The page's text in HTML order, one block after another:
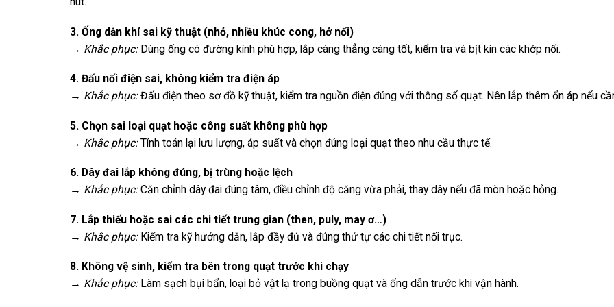
3. Ống dẫn khí sai kỹ thuật (nhỏ, nhiều khúc cong, hở nối)
→ Khắc phục:Dùng ống có đường kính phù hợp, lắp càng thẳng càng tốt, kiểm tra và bịt kín các khớp nối.
4. Đấu nối điện sai, không kiểm tra điện áp
→ Khắc phục:Đấu điện theo sơ đồ kỹ thuật, kiểm tra nguồn điện đúng với thông số quạt. Nên lắp thêm ổn áp nếu
5. Chọn sai loại quạt hoặc công suất không phù hợp
→ Khắc phục:Tính toán lại lưu lượng, áp suất và chọn đúng loại quạt theo nhu cầu thực tế.
6. Dây đai lắp không đúng, bị trùng hoặc lệch
→ Khắc phục:Căn chỉnh dây đai đúng tâm, điều chỉnh độ căng vừa phải, thay dây nếu đã mòn hoặc hỏng.
7. Lắp thiếu hoặc sai các chi tiết trung gian (then, puly, may ơ…)
→ Khắc phục:Kiểm tra kỹ hướng dẫn, lắp đầy đủ và đúng thứ tự các chi tiết nối trục.
8. Không vệ sinh, kiểm tra bên trong quạt trước khi chạy
→ Khắc phục:Làm sạch bụi bẩn, loại bỏ vật lạ trong buồng quạt và ống dẫn trước khi vận hành.